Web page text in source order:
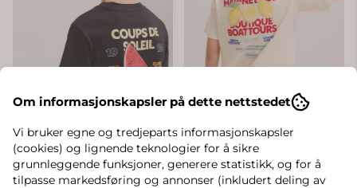
Om informasjonskapsler på dette nettstedet
Vi bruker egne og tredjeparts informasjonskapsler
(cookies) og lignende teknologier for å sikre
grunnleggende funksjoner, generere statistikk, og for å
tilpasse markedsføring og annonser (inkludert deling av